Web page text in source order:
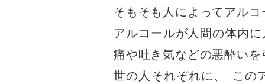
そもそも人によってアル
アルコールが人間の体内に
痛や吐き気などの悪酔い
世の人それぞれに 、 この